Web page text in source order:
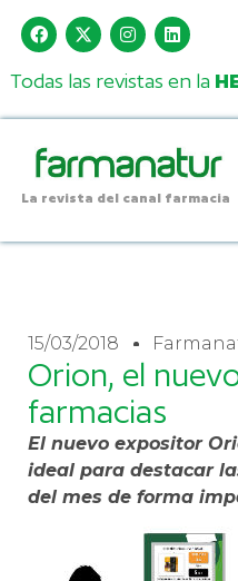
Todas las revistas en la
La revista del canal farmacia
15/03/2018
Orion, el
farmacias
El nuevo expositor
ideal para destacar
del mes de forma